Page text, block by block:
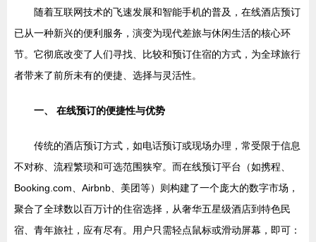
随着互联网技术的飞速发展和智能手机的普及，在线酒店预订
已从一种新兴的便利服务，演变为现代差旅与休闲生活的核心环
节。它彻底改变了人们寻找、比较和预订住宿的方式，为全球旅行
者带来了前所未有的便捷、选择与灵活性。
一、 在线预订的便捷性与优势
传统的酒店预订方式，如电话预订或现场办理，常受限于信息
不对称、流程繁琐和可选范围狭窄。而在线预订平台（如携程、
Booking.com、Airbnb、美团等）则构建了一个庞大的数字市场，
聚合了全球数以百万计的住宿选择，从奢华五星级酒店到特色民
宿、青年旅社，应有尽有。用户只需轻点鼠标或滑动屏幕，即可：